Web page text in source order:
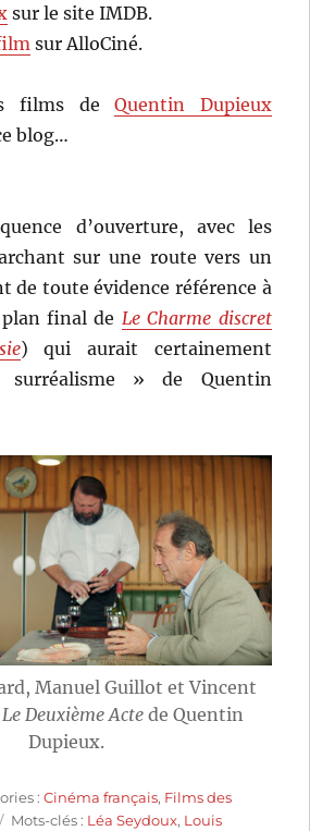
sur le site IMDB.
sur AlloCiné.
films deQuentin Dupieux
blog…
d’ouverture, avec les
sur une route vers un
de toute évidence référence à
final de Le Charme discret
) qui aurait certainement
» de Quentin
Manuel Guillot et Vincent
Le Deuxième Actede Quentin
Dupieux.
:Cinéma français, Films des
Étiquettes
Mots-clés : Léa Seydoux, Louis